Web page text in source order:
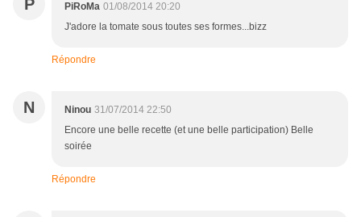
P PiRoMa 01/08/2014 20:20
J'adore la tomate sous toutes ses formes...bizz
Répondre
N Ninou 31/07/2014 22:50
Encore une belle recette (et une belle participation) Belle
soirée
Répondre